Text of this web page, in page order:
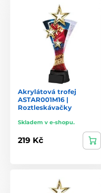
Akrylátová trofej
ASTAR001M16 |
Roztleskávačky
Skladem v e-shopu.
219 Kč